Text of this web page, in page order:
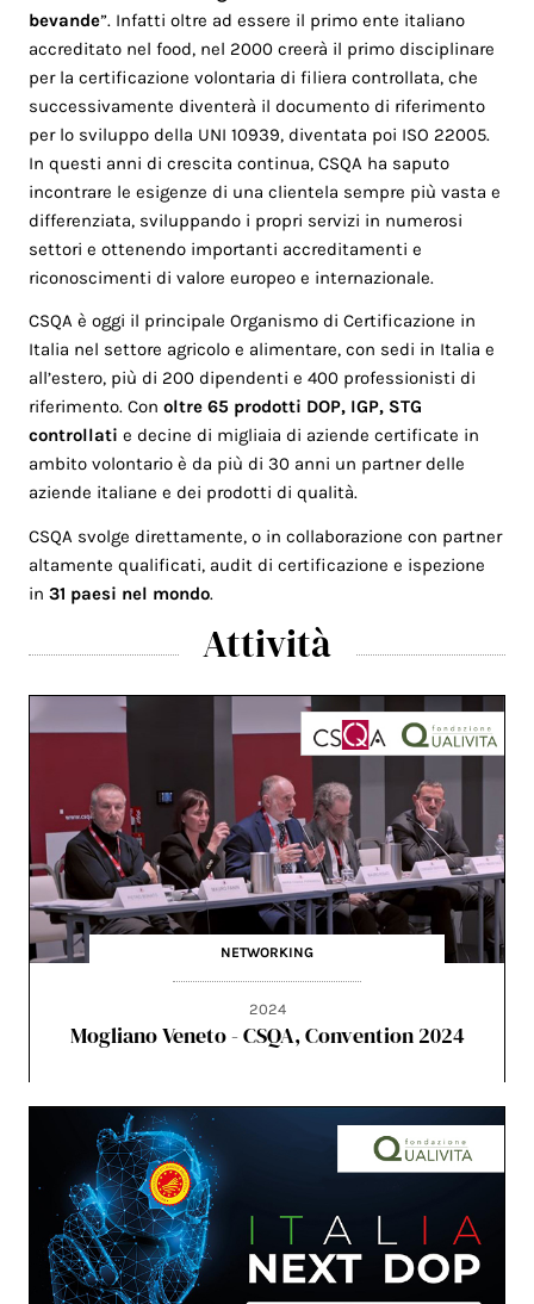
bevande”. Infatti oltre ad essere il primo ente italiano
accreditato nel food, nel 2000 creerà il primo disciplinare
per la certificazione volontaria di filiera controllata, che
successivamente diventerà il documento di riferimento
per lo sviluppo della UNI 10939, diventata poi ISO 22005.
In questi anni di crescita continua, CSQA ha saputo
incontrare le esigenze di una clientela sempre più vasta e
differenziata, sviluppando i propri servizi in numerosi
settori e ottenendo importanti accreditamenti e
riconoscimenti di valore europeo e internazionale.
CSQA è oggi il principale Organismo di Certificazione in
Italia nel settore agricolo e alimentare, con sedi in Italia e
all’estero, più di 200 dipendenti e 400 professionisti di
riferimento. Conoltre 65 prodotti DOP, IGP, STG
controllati e decine di migliaia di aziende certificate in
ambito volontario è da più di 30 anni un partner delle
aziende italiane e dei prodotti di qualità.
CSQA svolge direttamente, o in collaborazione con partner
altamente qualificati, audit di certificazione e ispezione
in31 paesi nel mondo.
Attività
NETWORKING
2024
Mogliano Veneto - CSQA, Convention 2024